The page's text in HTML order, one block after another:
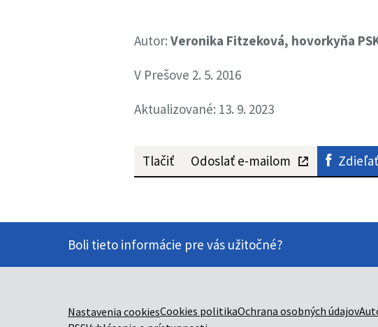
Autor: Veronika Fitzeková, hovorkyňa
V Prešove 2. 5. 2016
Aktualizované: 13. 9. 2023
Tlačiť Odoslať e-mailom Zdieľať
Boli tieto informácie pre vás užitočné?
Nastavenia cookiesCookies politikaOchrana osobných údajov